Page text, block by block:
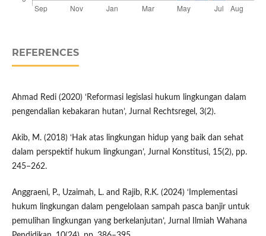
REFERENCES
Ahmad Redi (2020) ‘Reformasi legislasi hukum lingkungan dalam
pengendalian kebakaran hutan’, Jurnal Rechtsregel, 3(2).
Akib, M. (2018) ‘Hak atas lingkungan hidup yang baik dan sehat
dalam perspektif hukum lingkungan’, Jurnal Konstitusi, 15(2), pp.
245–262.
Anggraeni, P., Uzaimah, L. and Rajib, R.K. (2024) ‘Implementasi
hukum lingkungan dalam pengelolaan sampah pasca banjir untuk
pemulihan lingkungan yang berkelanjutan’, Jurnal Ilmiah Wahana